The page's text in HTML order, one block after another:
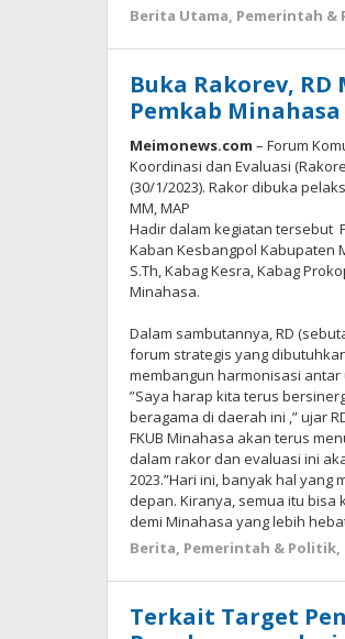
Berita Utama, Pemerintah &
Buka Rakorev,
Pemkab Minahasa
Meimonews.com – Forum
Koordinasi dan Evaluasi
(30/1/2023). Rakor dibuka
MM, MAP
Hadir dalam kegiatan tersebut
Kaban Kesbangpol Kabupaten
S.Th, Kabag Kesra, Kabag
Minahasa.
Dalam sambutannya, RD
forum strategis yang
membangun harmonisasi
”Saya harap kita terus
beragama di daerah ini ,” ujar
FKUB Minahasa akan terus
dalam rakor dan evaluasi ini
2023.”Hari ini, banyak hal
depan. Kiranya, semua itu
demi Minahasa yang lebih
Berita, Pemerintah & Politik,
Terkait Target